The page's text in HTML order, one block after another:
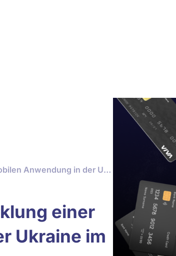
Wie viel kostet die Entwicklung einer mobilen Anwendung in der Ukraine im Jahr 2026?
einer
Ukraine im